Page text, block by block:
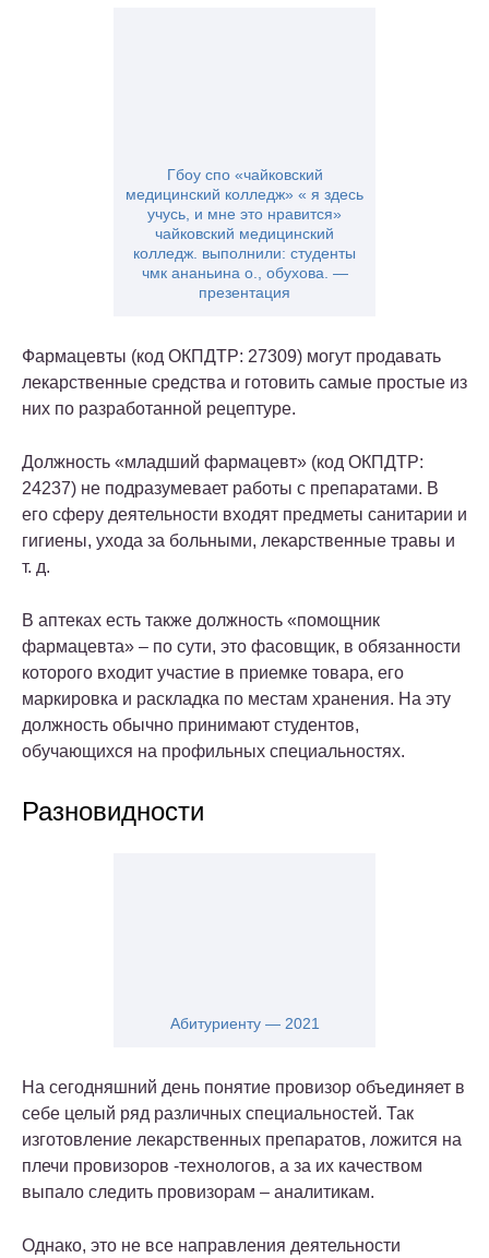
Гбоу спо «чайковский
медицинский колледж» « я здесь
учусь, и мне это нравится»
чайковский медицинский
колледж. выполнили: студенты
чмк ананьина о., обухова. —
презентация
Фармацевты (код ОКПДТР: 27309) могут продавать
лекарственные средства и готовить самые простые из
них по разработанной рецептуре.
Должность «младший фармацевт» (код ОКПДТР:
24237) не подразумевает работы с препаратами. В
его сферу деятельности входят предметы санитарии и
гигиены, ухода за больными, лекарственные травы и
т. д.
В аптеках есть также должность «помощник
фармацевта» – по сути, это фасовщик, в обязанности
которого входит участие в приемке товара, его
маркировка и раскладка по местам хранения. На эту
должность обычно принимают студентов,
обучающихся на профильных специальностях.
Разновидности
Абитуриенту — 2021
На сегодняшний день понятие провизор объединяет в
себе целый ряд различных специальностей. Так
изготовление лекарственных препаратов, ложится на
плечи провизоров -технологов, а за их качеством
выпало следить провизорам – аналитикам.
Однако, это не все направления деятельности